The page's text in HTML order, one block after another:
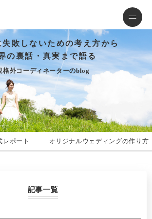
失敗しないための考え方から
の裏話・真実まで語る
格外コーディネーターのblog
レポート オリジナルウェディングの作り方
記事一覧